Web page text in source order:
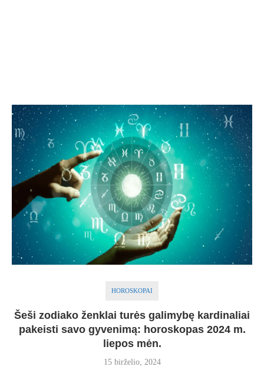
HOROSKOPAI
Šeši zodiako ženklai turės galimybę kardinaliai
pakeisti savo gyvenimą: horoskopas 2024 m.
liepos mėn.
15 birželio, 2024